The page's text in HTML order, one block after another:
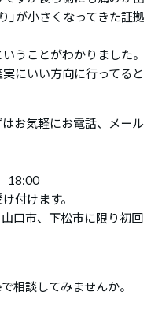
｣が小さくなってきた証拠
うことがわかりました。
にいい方向に行ってると
お気軽にお電話、メール
18:00
付けます。
口市、下松市に限り初回
相談してみませんか。